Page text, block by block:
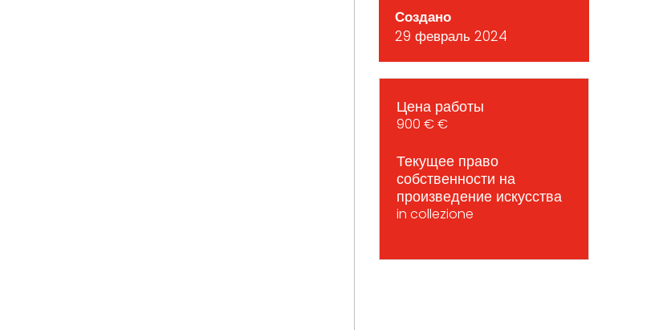
Создано
29 февраль 2024
Цена работы
900 € €
Текущее право
собственности на
произведение искусства
in collezione